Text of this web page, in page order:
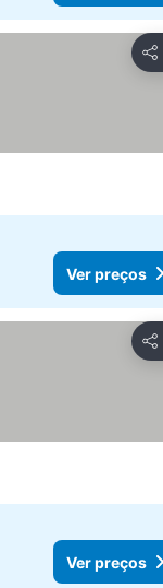
Ver preços
Ver preços